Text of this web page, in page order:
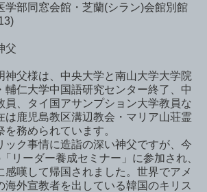
部同窓会館・芝蘭(シラン)会館別館
父
神父様は、中央大学と南山大学大学院
輔仁大学中国語研究センター終了、中
員、タイ国アサンプション大学教員な
は鹿児島教区溝辺教会・マリア山荘霊
務められています。
ック事情に造詣の深い神父ですが、今
リーダー養成セミナー」に参加され、
感嘆して帰国されました。世界でアメ
海外宣教者を出している韓国のキリス